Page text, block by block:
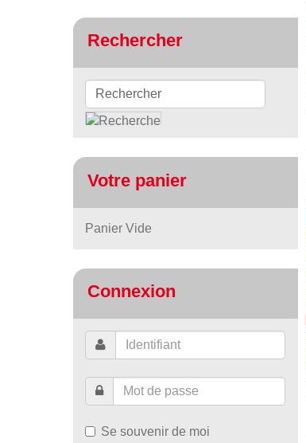
Rechercher
Votre panier
Panier Vide
Connexion
Se souvenir de moi